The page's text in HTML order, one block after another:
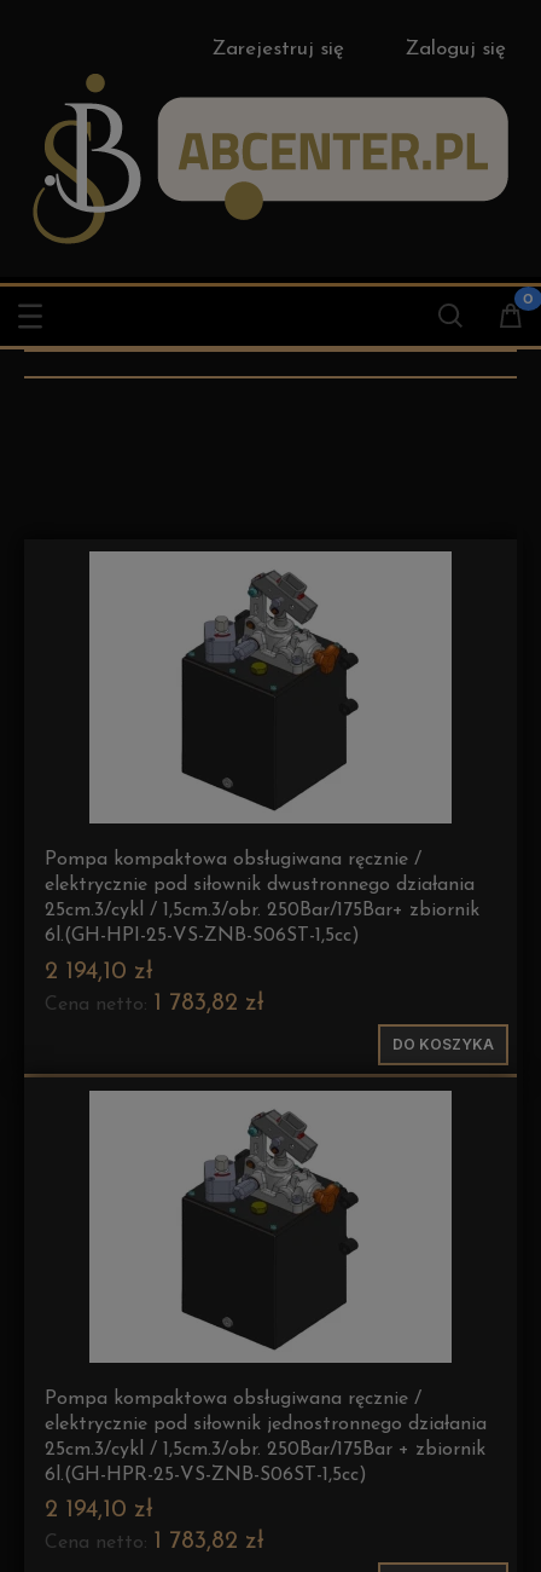
Zarejestruj się Zaloguj się
Pompa kompaktowa obsługiwana ręcznie /
elektrycznie pod siłownik dwustronnego działania
25cm.3/cykl / 1,5cm.3/obr. 250Bar/175Bar+ zbiornik
6l.(GH-HPI-25-VS-ZNB-S06ST-1,5cc)
2 194,10 zł
Cena netto: 1 783,82 zł
DO KOSZYKA
Pompa kompaktowa obsługiwana ręcznie /
elektrycznie pod siłownik jednostronnego działania
25cm.3/cykl / 1,5cm.3/obr. 250Bar/175Bar + zbiornik
6l.(GH-HPR-25-VS-ZNB-S06ST-1,5cc)
2 194,10 zł
Cena netto: 1 783,82 zł